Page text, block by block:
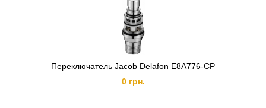
Переключатель Jacob Delafon E8A776-CP
0 грн.